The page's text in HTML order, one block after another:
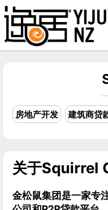
房地产开发 建筑商贷
关于Squirrel
金松鼠集团是一家专